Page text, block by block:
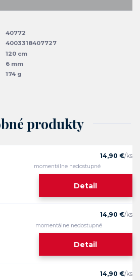
40772
4003318407727
120 cm
6 mm
174 g
produkty
14,90 €/ks
momentálne nedostupné
Detail
14,90 €/ks
momentálne nedostupné
Detail
14,90 €/ks